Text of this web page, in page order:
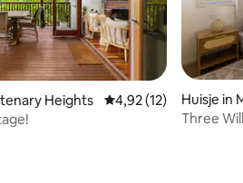
Heights Gemiddelde
4,92 (12)
Huisje in
Three